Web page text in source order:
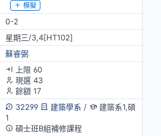
模擬
0-2
星期三/3,4[HT102]
蘇睿弼
上限 60
現選 43
餘額 17
32299
建築學系 /
建築系1,碩
1
碩士班B組補修課程